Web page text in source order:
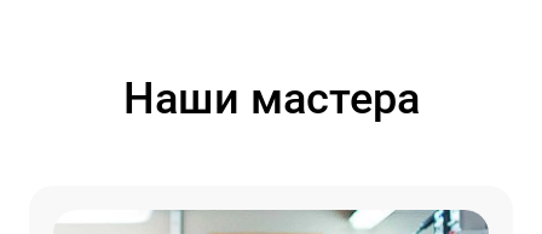
Наши мастера